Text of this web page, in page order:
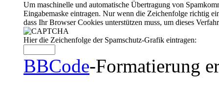
Um maschinelle und automatische Übertragung von
Eingabemaske eintragen. Nur wenn die Zeichenfolge richtig
dass Ihr Browser Cookies unterstützen muss, um dieses
Hier die Zeichenfolge der Spamschutz-Grafik eintragen:
BBCode-Formatierung